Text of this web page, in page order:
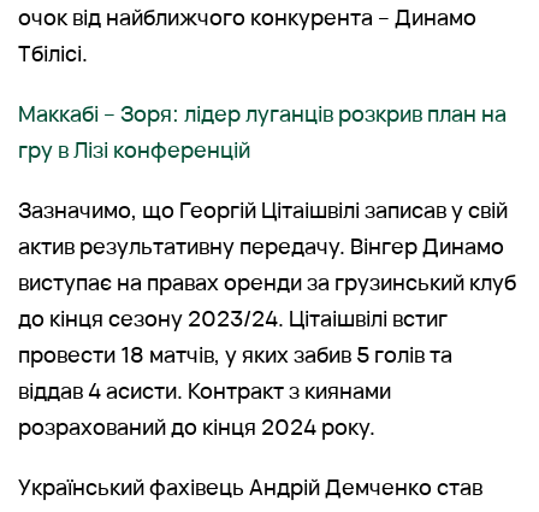
очок від найближчого конкурента – Динамо
Тбілісі.
Маккабі – Зоря: лідер луганців розкрив план на
гру в Лізі конференцій
Зазначимо, що Георгій Цітаішвілі записав у свій
актив результативну передачу. Вінгер Динамо
виступає на правах оренди за грузинський клуб
до кінця сезону 2023/24. Цітаішвілі встиг
провести 18 матчів, у яких забив 5 голів та
віддав 4 асисти. Контракт з киянами
розрахований до кінця 2024 року.
Український фахівець Андрій Демченко став